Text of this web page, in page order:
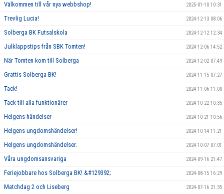
Välkommen till vår nya webbshop! 2025-01-10 10:31
Trevlig Lucia! 2024-12-13 08:06
Solberga BK Futsalskola 2024-12-12 12:34
Julklappstips från SBK Tomten! 2024-12-06 14:52
När Tomten kom till Solberga 2024-12-02 07:49
Grattis Solberga BK! 2024-11-15 07:27
Tack! 2024-11-06 11:00
Tack till alla funktionärer 2024-10-22 10:35
Helgens händelser 2024-10-21 10:56
Helgens ungdomshändelser! 2024-10-14 11:21
Helgens ungdomshändelser. 2024-10-07 07:01
Våra ungdomsansvariga 2024-09-16 21:47
Feriejobbare hos Solberga BK! &#129392; 2024-08-15 16:29
Matchdag 2 och Liseberg 2024-07-16 21:35